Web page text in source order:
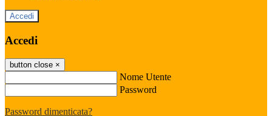
Accedi
Accedi
button close ×
Nome Utente
Password
Password dimenticata?